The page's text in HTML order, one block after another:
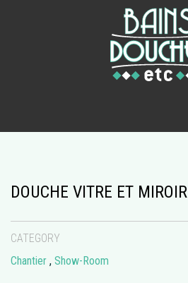
DOUCHE VITRE ET MIROIR
CATEGORY
Chantier , Show-Room